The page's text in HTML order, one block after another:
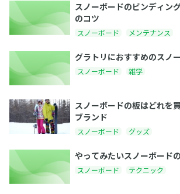
スノーボードのビンディン
のコツ
スノーボード メンテナンス
グラトリにおすすめのスノ
スノーボード 雑学
スノーボードの板はどれを
ブランド
スノーボード グッズ
やってみたいスノーボード
スノーボード テクニック